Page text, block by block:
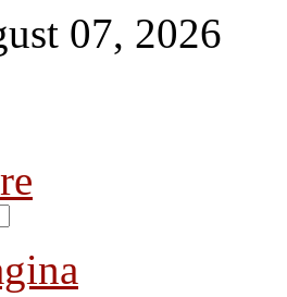
07, 2026